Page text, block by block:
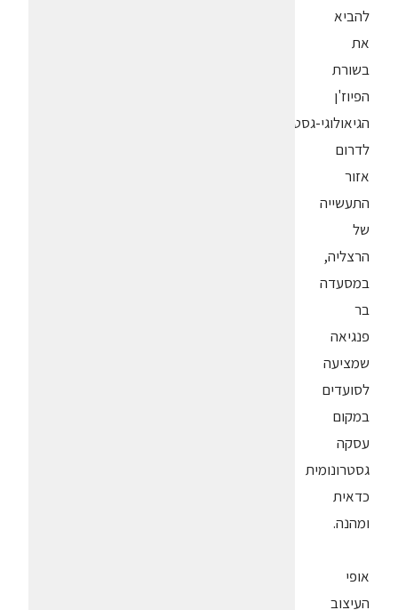
להביא
את
בשורת
הפיוז'ן
הגיאולוגי-גסטרונומי
לדרום
אזור
התעשייה
של
הרצליה,
במסעדה
בר
פנגיאה
שמציעה
לסועדים
במקום
עסקה
גסטרונומית
כדאית
ומהנה.
אופי
העיצוב